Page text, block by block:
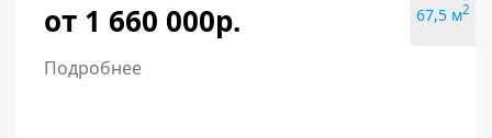
от 1 660 000р.
Подробнее
67,5 м2